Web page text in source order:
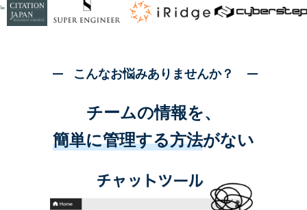
こんなお悩みありませんか？
チームの情報を、
簡単に管理する方法がない